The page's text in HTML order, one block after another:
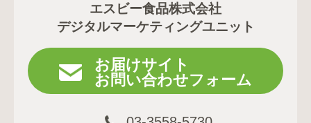
エスビー食品株式会社
デジタルマーケティングユニット
お届けサイト
お問い合わせフォーム